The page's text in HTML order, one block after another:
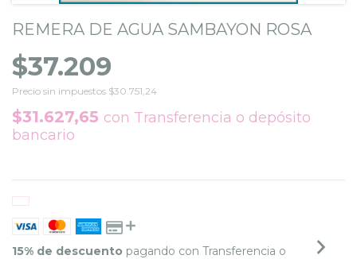
REMERA DE AGUA SAMBAYON ROSA
$37.209
Precio sin impuestos $30.751,24
$31.627,65 con Transferencia o depósito
bancario
15% de descuento pagando con Transferencia o